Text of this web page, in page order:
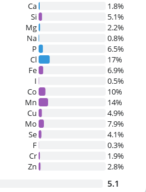
Ca
1.8%
Si
5.1%
Mg
2.2%
Na
0.8%
P
6.5%
Cl
17%
Fe
6.9%
I
0.5%
Co
10%
Mn
14%
Cu
4.9%
Mo
7.9%
Se
4.1%
F
0.3%
Cr
1.9%
Zn
2.8%
5.1